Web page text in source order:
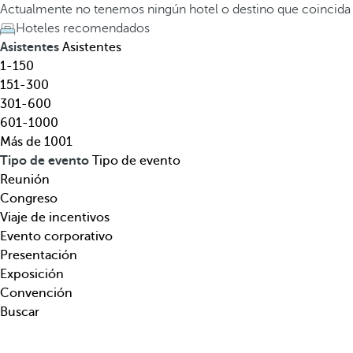
l
,
d
e
s
t
i
n
o
,
t
e
m
á
t
i
c
a
t
e
c
l
a
d
e
f
l
e
c
h
a
h
a
c
Actualmente no tenemos ningún hotel o destino que
Hoteles recomendados
Asistentes Asistentes
1-150
151-300
301-600
601-1000
Más de 1001
Tipo de evento Tipo de evento
Reunión
Congreso
Viaje de incentivos
Evento corporativo
Presentación
Exposición
Convención
Buscar